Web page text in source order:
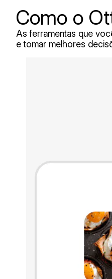
Como o
As ferramentas que
e tomar melhores